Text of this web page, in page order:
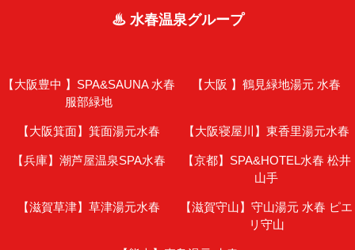
♨ 水春温泉グループ
【大阪豊中 】 SPA&SAUNA 水春
服部緑地
【大阪 】 鶴見緑地湯元 水春
【大阪箕面】 箕面湯元水春 【大阪寝屋川】 東香里湯元水春
【兵庫】 潮芦屋温泉SPA水春 【京都】 SPA&HOTEL水春 松井
山手
【滋賀草津】 草津湯元水春 【滋賀守山】 守山湯元 水春 ピエ
リ守山